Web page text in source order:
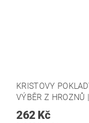
KRISTOVY
VÝBĚR Z HROZNŮ
262 Kč